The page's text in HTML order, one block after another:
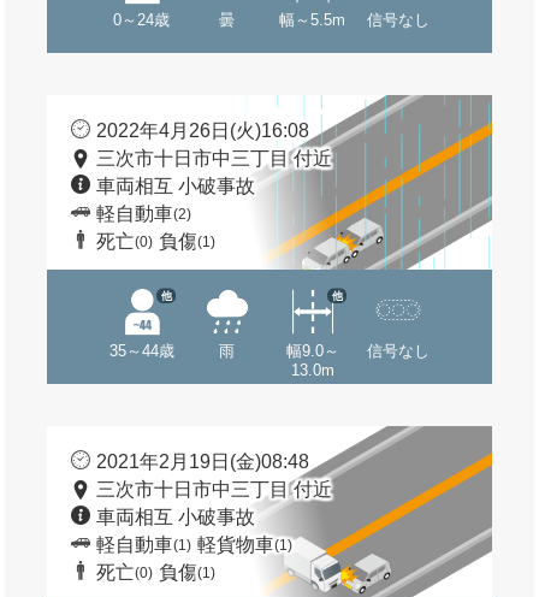
0～24歳 曇 幅～5.5m 信号なし
2022年4月26日(火)16:08
三次市十日市中三丁目 付近
車両相互 小破事故
軽自動車(2)
死亡(0) 負傷(1)
35～44歳
他
雨
幅9.0～
13.0m
他
信号なし
2021年2月19日(金)08:48
三次市十日市中三丁目 付近
車両相互 小破事故
軽自動車(1) 軽貨物車(1)
死亡(0) 負傷(1)